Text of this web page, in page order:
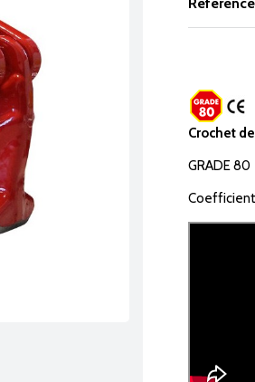
Crochet
GRADE 80